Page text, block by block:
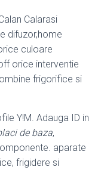
Calarasi
difuzor,home
culoare
orice interventie
frigorifice si
Y!M. Adauga ID in
de baza,
aparate
frigidere si